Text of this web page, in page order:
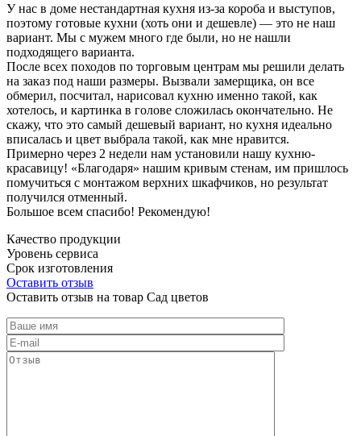
У нас в доме нестандартная кухня из-за короба и выступов,
поэтому готовые кухни (хоть они и дешевле) — это не наш
вариант. Мы с мужем много где были, но не нашли
подходящего варианта.
После всех походов по торговым центрам мы решили делать
на заказ под наши размеры. Вызвали замерщика, он все
обмерил, посчитал, нарисовал кухню именно такой, как
хотелось, и картинка в голове сложилась окончательно. Не
скажу, что это самый дешевый вариант, но кухня идеально
вписалась и цвет выбрала такой, как мне нравится.
Примерно через 2 недели нам установили нашу кухню-
красавицу! «Благодаря» нашим кривым стенам, им пришлось
помучиться с монтажом верхних шкафчиков, но результат
получился отменный.
Большое всем спасибо! Рекомендую!
Качество продукции
Уровень сервиса
Срок изготовления
Оставить отзыв
Оставить отзыв на товар Сад цветов